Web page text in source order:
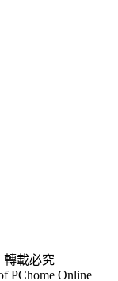
轉載必究
PChome Online